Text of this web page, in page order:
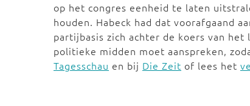
op het congres eenheid te laten
houden. Habeck had dat voorafgaand
partijbasis zich achter de koers van
politieke midden moet aanspreken,
Tagesschau en bij Die Zeit of lees het